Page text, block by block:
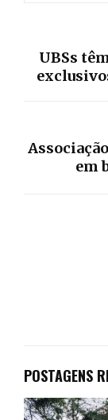
UBSs
em
POSTAGENS